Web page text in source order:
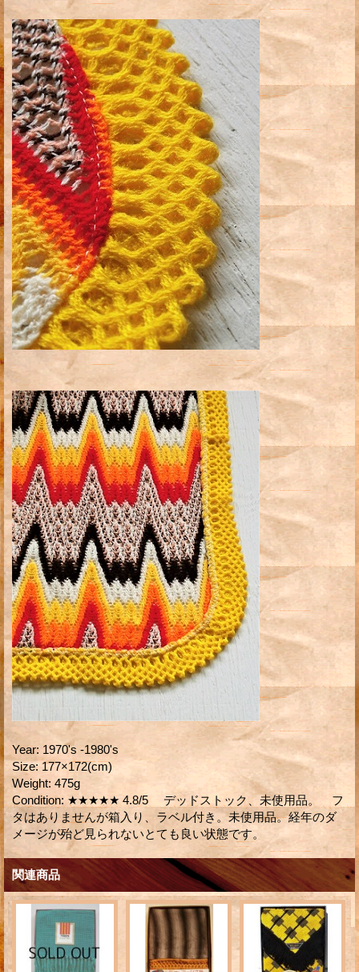
Year: 1970's -1980's
Size: 177×172(cm)
Weight: 475g
Condition: ★★★★★ 4.8/5 デッドストック、未使用品。 フ
タはありませんが箱入り、ラベル付き。未使用品。経年のダ
メージが殆ど見られないとても良い状態です。
関連商品